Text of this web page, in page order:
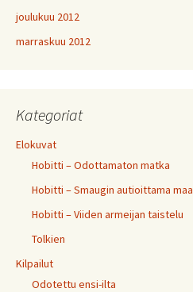
joulukuu 2012
marraskuu 2012
Kategoriat
Elokuvat
Hobitti – Odottamaton matka
Hobitti – Smaugin autioittama maa
Hobitti – Viiden armeijan taistelu
Tolkien
Kilpailut
Odotettu ensi-ilta